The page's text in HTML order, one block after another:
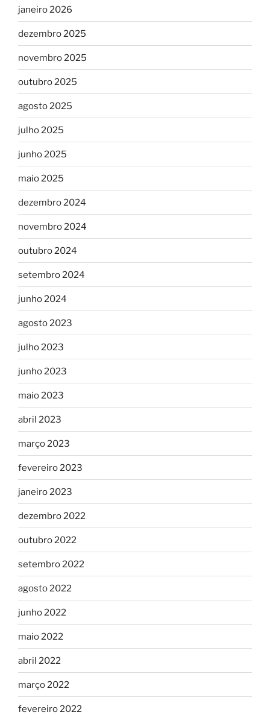
janeiro 2026
dezembro 2025
novembro 2025
outubro 2025
agosto 2025
julho 2025
junho 2025
maio 2025
dezembro 2024
novembro 2024
outubro 2024
setembro 2024
junho 2024
agosto 2023
julho 2023
junho 2023
maio 2023
abril 2023
março 2023
fevereiro 2023
janeiro 2023
dezembro 2022
outubro 2022
setembro 2022
agosto 2022
junho 2022
maio 2022
abril 2022
março 2022
fevereiro 2022